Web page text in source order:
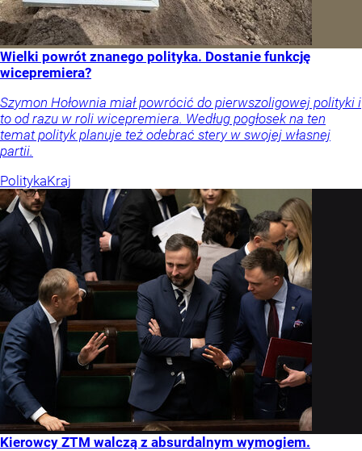
Wielki powrót znanego polityka. Dostanie funkcję
wicepremiera?
Szymon Hołownia miał powrócić do pierwszoligowej polityki i
to od razu w roli wicepremiera. Według pogłosek na ten
temat polityk planuje też odebrać stery w swojej własnej
partii.
PolitykaKraj
Kierowcy ZTM walczą z absurdalnym wymogiem.